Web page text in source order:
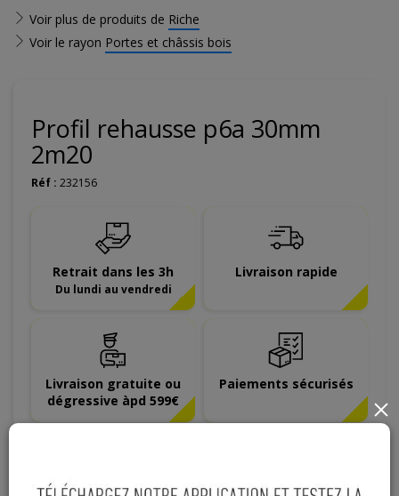
Voir plus de produits de Riche
Voir le rayon Portes et châssis bois
Profil rehausse p6a 30mm
2m20
Réf : 232156
Retrait dans les 3h
Du lundi au vendredi
Livraison rapide
Livraison gratuite ou
dégressive àpd 599€
Paiements sécurisés
64 ,28
×